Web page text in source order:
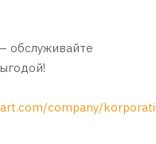
обслуживайте
company/